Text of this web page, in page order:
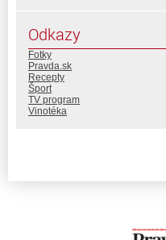
Odkazy
Fotky
Pravda.sk
Recepty
Šport
TV program
Vinotéka